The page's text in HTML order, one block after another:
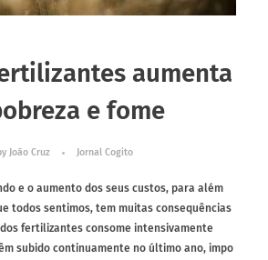
aumenta
e fome
João Cruz Jornal Cogito
e o aumento dos seus custos, para além
todos sentimos, tem muitas consequências
fertilizantes consome intensivamente
subido continuamente no último ano, impo